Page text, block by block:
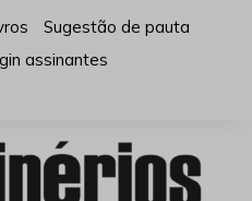
Sugestão de pauta
assinantes